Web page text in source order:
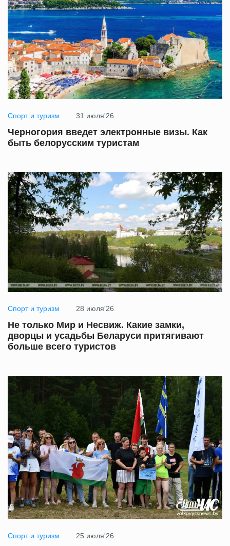
Спорт и туризм 31 июля'26
Черногория введет электронные визы. Как
быть белорусским туристам
Спорт и туризм 28 июля'26
Не только Мир и Несвиж. Какие замки,
дворцы и усадьбы Беларуси притягивают
больше всего туристов
Спорт и туризм 25 июля'26